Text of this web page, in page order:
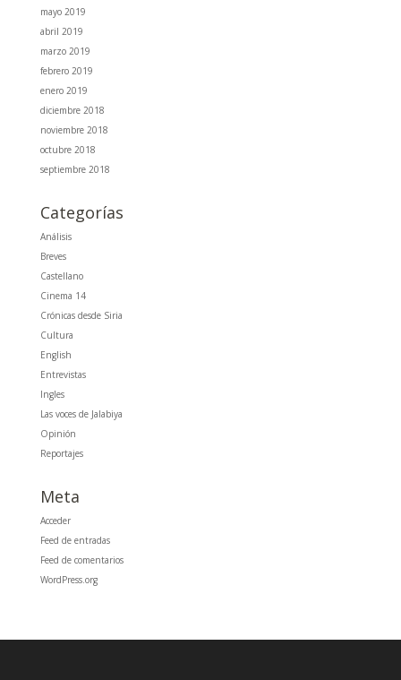
mayo 2019
abril 2019
marzo 2019
febrero 2019
enero 2019
diciembre 2018
noviembre 2018
octubre 2018
septiembre 2018
Categorías
Análisis
Breves
Castellano
Cinema 14
Crónicas desde Siria
Cultura
English
Entrevistas
Ingles
Las voces de Jalabiya
Opinión
Reportajes
Meta
Acceder
Feed de entradas
Feed de comentarios
WordPress.org